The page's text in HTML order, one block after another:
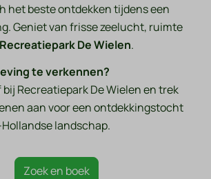
het beste ontdekken tijdens een
Geniet van frisse zeelucht, ruimte
Recreatiepark De Wielen.
te verkennen?
Recreatiepark De Wielen en trek
aan voor een ontdekkingstocht
landschap.
Zoek en boek